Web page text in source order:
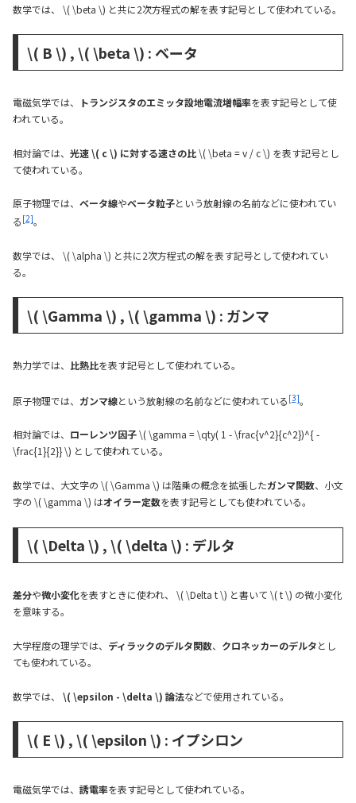
数学では、 \( \beta \) と共に2次方程式の解を表す記号として使われている。
\( B \) , \( \beta \) : ベータ
電磁気学では、 トランジスタのエミッタ設地電流増幅率を表す記号として使
われている。
相対論では、 光速 \( c \) に対する速さの比\( \beta = v / c \) を表す記号とし
て使われている。
原子物理では、 ベータ線やベータ粒子という放射線の名前などに使われてい
る [2]。
数学では、 \( \alpha \) と共に2次方程式の解を表す記号として使われてい
る。
\( \Gamma \) , \( \gamma \) : ガンマ
熱力学では、 比熱比を表す記号として使われている。
原子物理では、 ガンマ線という放射線の名前などに使われている [3]。
相対論では、 ローレンツ因子\( \gamma = \qty( 1 - \frac{v^2}{c^2})^{ -
\frac{1}{2}} \) として使われている。
数学では、大文字の \( \Gamma \) は階乗の概念を拡張したガンマ関数、小文
字の \( \gamma \) はオイラー定数を表す記号としても使われている。
\( \Delta \) , \( \delta \) : デルタ
差分や微小変化を表すときに使われ、 \( \Delta t \) と書いて \( t \) の微小変化
を意味する。
大学程度の理学では、 ディラックのデルタ関数、 クロネッカーのデルタとし
ても使われている。
数学では、 \( \epsilon - \delta \) 論法などで使用されている。
\( E \) , \( \epsilon \) : イプシロン
電磁気学では、 誘電率を表す記号として使われている。